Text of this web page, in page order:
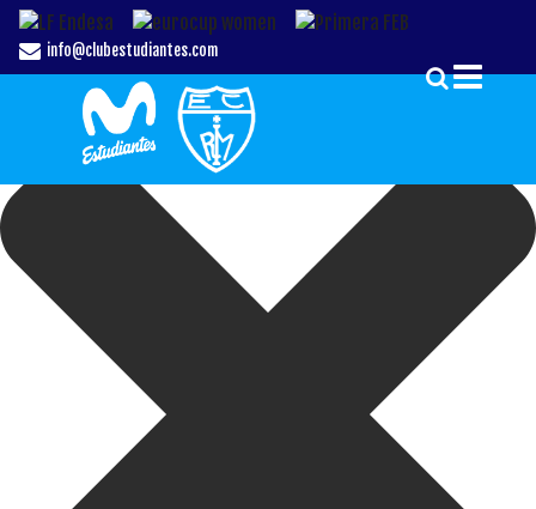
Gestionar el Consentimiento de las Cookies
info@clubestudiantes.com